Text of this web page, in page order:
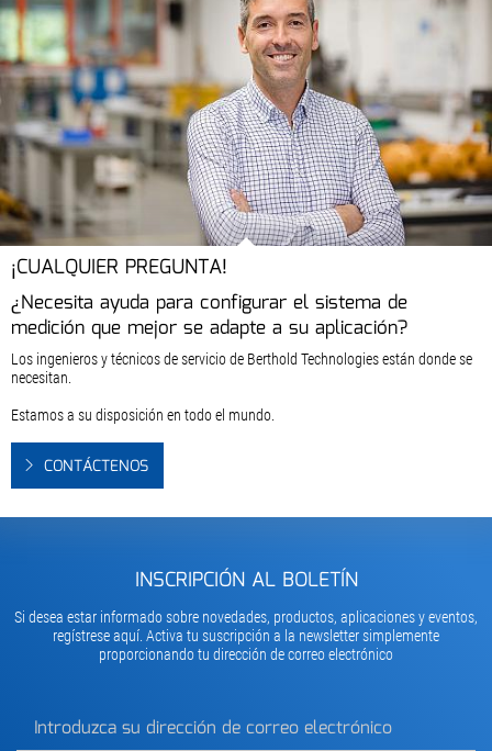
¡CUALQUIER PREGUNTA!
¿Necesita ayuda para configurar el sistema de
medición que mejor se adapte a su aplicación?
Los ingenieros y técnicos de servicio de Berthold Technologies están donde se
necesitan.
Estamos a su disposición en todo el mundo.
CONTÁCTENOS
INSCRIPCIÓN AL BOLETÍN
Si desea estar informado sobre novedades, productos, aplicaciones y eventos,
regístrese aquí. Activa tu suscripción a la newsletter simplemente
proporcionando tu dirección de correo electrónico